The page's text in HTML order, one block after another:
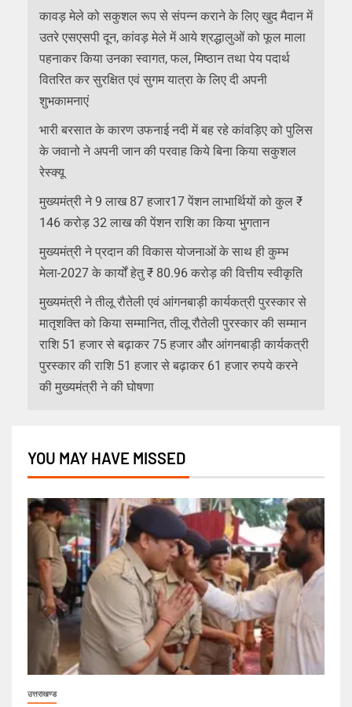
कावड़ मेले को सकुशल रूप से संपन्न कराने के लिए खुद मैदान में
उतरे एसएसपी दून, कांवड़ मेले में आये श्रद्धालुओं को फूल माला
पहनाकर किया उनका स्वागत, फल, मिष्ठान तथा पेय पदार्थ
वितरित कर सुरक्षित एवं सुगम यात्रा के लिए दी अपनी
शुभकामनाएं
भारी बरसात के कारण उफनाई नदी में बह रहे कांवड़िए को पुलिस
के जवानो ने अपनी जान की परवाह किये बिना किया सकुशल
रेस्क्यू
मुख्यमंत्री ने 9 लाख 87 हजार17 पेंशन लाभार्थियों को कुल ₹
146 करोड़ 32 लाख की पेंशन राशि का किया भुगतान
मुख्यमंत्री ने प्रदान की विकास योजनाओं के साथ ही कुम्भ
मेला-2027 के कार्यों हेतु ₹ 80.96 करोड़ की वित्तीय स्वीकृति
मुख्यमंत्री ने तीलू रौतेली एवं आंगनबाड़ी कार्यकत्री पुरस्कार से
मातृशक्ति को किया सम्मानित, तीलू रौतेली पुरस्कार की सम्मान
राशि 51 हजार से बढ़ाकर 75 हजार और आंगनबाड़ी कार्यकत्री
पुरस्कार की राशि 51 हजार से बढ़ाकर 61 हजार रुपये करने
की मुख्यमंत्री ने की घोषणा
YOU MAY HAVE MISSED
उत्तराखण्ड